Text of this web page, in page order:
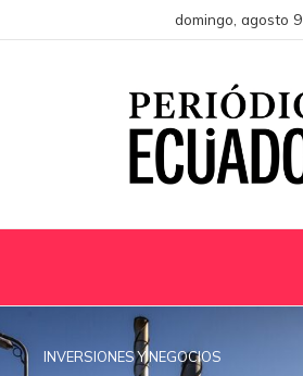
domingo, agosto 9
INVERSIONES Y NEGOCIOS